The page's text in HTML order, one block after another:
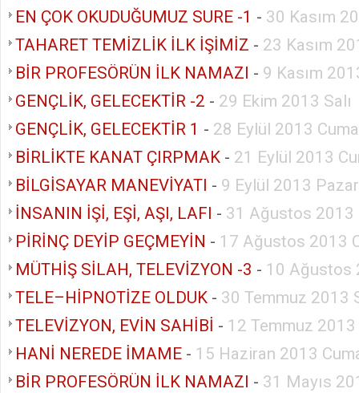
EN ÇOK OKUDUĞUMUZ SURE -1 - 30 Kasım
TAHARET TEMİZLİK İLK İŞİMİZ - 23 Kasım
BİR PROFESÖRÜN İLK NAMAZI - 9 Kasım
GENÇLİK, GELECEKTİR -2 - 29 Ekim 2013 Salı
GENÇLİK, GELECEKTİR 1 - 28 Eylül 2013
BİRLİKTE KANAT ÇIRPMAK - 21 Eylül 2013
BİLGİSAYAR MANEVİYATI - 9 Eylül 2013
İNSANIN İŞİ, EŞİ, AŞI, LAFI - 31 Ağustos 2013
PİRİNÇ DEYİP GEÇMEYİN - 17 Ağustos 2013
MÜTHİŞ SİLAH, TELEVİZYON -3 - 10 Ağustos
TELE–HİPNOTİZE OLDUK - 30 Temmuz 2013
TELEVİZYON, EVİN SAHİBİ - 12 Temmuz 2013
HANİ NEREDE İMAME - 15 Haziran 2013
BİR PROFESÖRÜN İLK NAMAZI - 31 Mayıs